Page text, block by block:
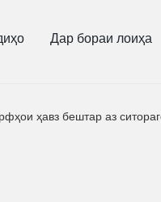
Дар бораи лоиҳа
ҳавз бештар аз